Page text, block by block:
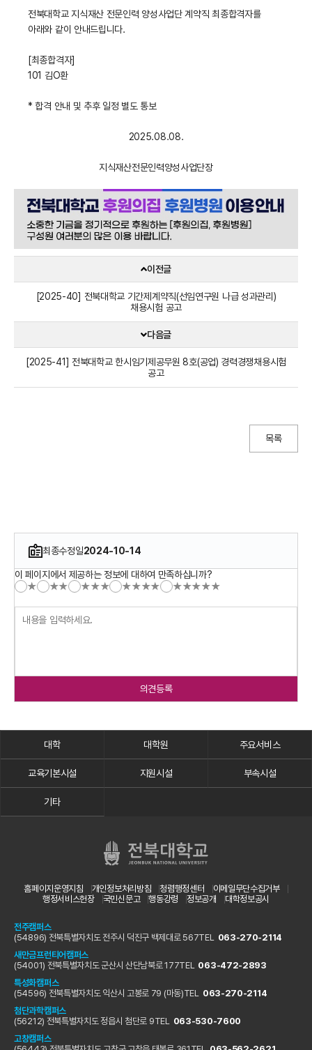
전북대학교 지식재산 전문인력 양성사업단 계약직 최종합격자를
아래와 같이 안내드립니다.
[최종합격자]
101 김O환
* 합격 안내 및 추후 일정 별도 통보
2025.08.08.
지식재산전문인력양성사업단장
이전글
[2025-40] 전북대학교 기간제계약직(선임연구원 나급 성과관리)
채용시험 공고
다음글
[2025-41] 전북대학교 한시임기제공무원 8호(공업) 경력경쟁채용시험
공고
목록
최종수정일2024-10-14
이 페이지에서 제공하는 정보에 대하여 만족하십니까?
★
★★ ★★★ ★★★★ ★★★★★
의견등록
대학 대학원 주요서비스
교육기본시설 지원시설 부속시설
기타
홈페이지운영지침 개인정보처리방침 청렴행정센터
이메일무단수집거부
행정서비스헌장
국민신문고 행동강령 정보공개 대학정보공시
전주캠퍼스
(54896) 전북특별자치도 전주시 덕진구 백제대로 567TEL 063-270-2114
새만금프런티어캠퍼스
(54001) 전북특별자치도 군산시 산단남북로 177TEL 063-472-2893
특성화캠퍼스
(54596) 전북특별자치도 익산시 고봉로 79 (마동)TEL 063-270-2114
첨단과학캠퍼스
(56212) 전북특별자치도 정읍시 첨단로 9TEL 063-530-7600
고창캠퍼스